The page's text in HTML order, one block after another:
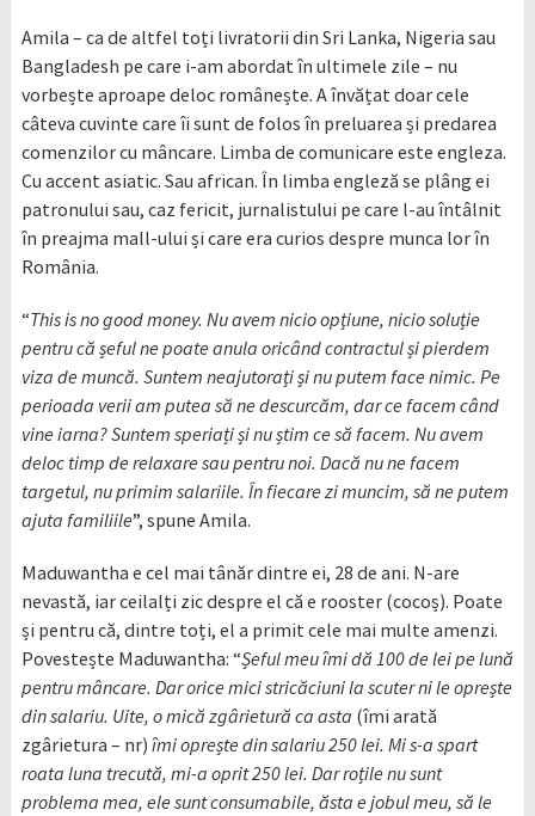
Amila – ca de altfel toți livratorii din Sri Lanka, Nigeria sau
Bangladesh pe care i-am abordat în ultimele zile – nu
vorbește aproape deloc românește. A învățat doar cele
câteva cuvinte care îi sunt de folos în preluarea și predarea
comenzilor cu mâncare. Limba de comunicare este engleza.
Cu accent asiatic. Sau african. În limba engleză se plâng ei
patronului sau, caz fericit, jurnalistului pe care l-au întâlnit
în preajma mall-ului și care era curios despre munca lor în
România.
“This is no good money. Nu avem nicio opțiune, nicio soluție
pentru că șeful ne poate anula oricând contractul și pierdem
viza de muncă. Suntem neajutorați și nu putem face nimic. Pe
perioada verii am putea să ne descurcăm, dar ce facem când
vine iarna? Suntem speriați și nu știm ce să facem. Nu avem
deloc timp de relaxare sau pentru noi. Dacă nu ne facem
targetul, nu primim salariile. În fiecare zi muncim, să ne putem
ajuta familiile”, spune Amila.
Maduwantha e cel mai tânăr dintre ei, 28 de ani. N-are
nevastă, iar ceilalți zic despre el că e rooster (cocoș). Poate
și pentru că, dintre toți, el a primit cele mai multe amenzi.
Povestește Maduwantha: “Șeful meu îmi dă 100 de lei pe lună
pentru mâncare. Dar orice mici stricăciuni la scuter ni le oprește
din salariu. Uite, o mică zgârietură ca asta (îmi arată
zgârietura – nr) îmi oprește din salariu 250 lei. Mi s-a spart
roata luna trecută, mi-a oprit 250 lei. Dar roțile nu sunt
problema mea, ele sunt consumabile, ăsta e jobul meu, să le